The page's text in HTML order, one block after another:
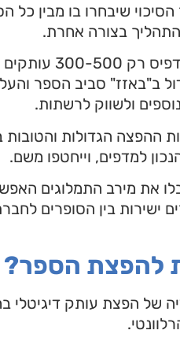
שיבחרו בו מבין כל
התהליך בצורה אחרת.
אנחנו
ב"באזז" סביב הספר
ולשווק לרשתות.
ההפצה הגדולות והטובות
למדפים, וייחטפו משם.
את מירב התמלוגים
ישירות בין הסופרים
להפצת הספר?
של הפצת עותק דיגיטלי